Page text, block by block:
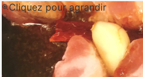
Cliquez pour agrandir